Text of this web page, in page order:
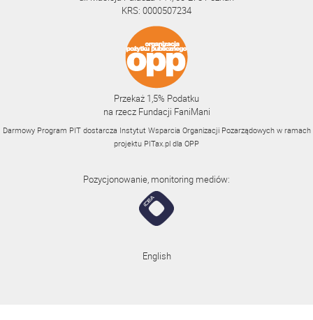
KRS: 0000507234
Przekaż 1,5% Podatku
na rzecz Fundacji FaniMani
Darmowy Program PIT dostarcza Instytut Wsparcia Organizacji Pozarządowych w ramach
projektu PITax.pl dla OPP
Pozycjonowanie, monitoring mediów:
English